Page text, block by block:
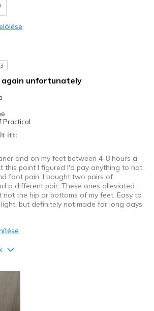
Feels true to size
Shoes are for Wearing
3
again unfortunately
Practical
itt:
and on my feet between 4-8 hours a
this point I figured I'd pay anything to not
foot pain. I bought two pairs of
a different pair. These ones alleviated
not the hip or bottoms of my feet. Easy to
but definitely not made for long days